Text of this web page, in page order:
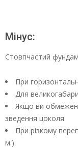
Мінус:
Стовпчастий
При
Для
Якщо ви
зведення цоколя.
При різкому
м.).